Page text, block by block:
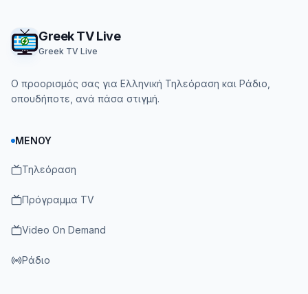
Greek TV Live
Greek TV Live
Ο προορισμός σας για Ελληνική Τηλεόραση και Ράδιο,
οπουδήποτε, ανά πάσα στιγμή.
ΜΕΝΟΎ
Τηλεόραση
Πρόγραμμα TV
Video On Demand
Ράδιο